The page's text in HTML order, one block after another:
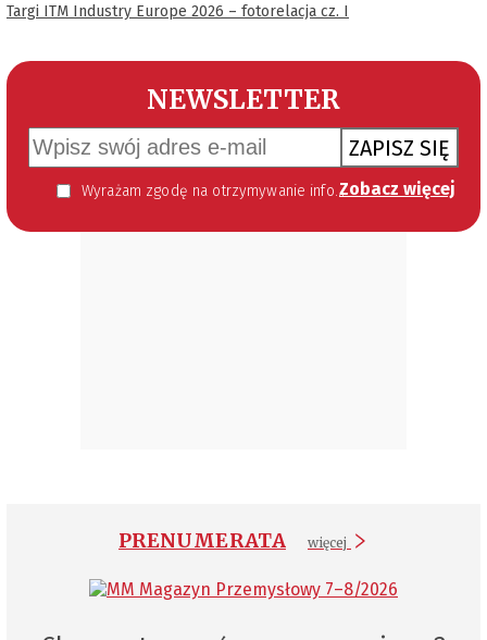
Targi ITM Industry Europe 2026 – fotorelacja cz. I
NEWSLETTER
ZAPISZ SIĘ
Wyrażam zgodę na otrzymywanie informacji handlowej kierowanej do mnie za pomocą środków komunikacji elektronicznej w szczególności poczty elektronicznej zgodnie z przepisem art. 10 ust 2 ustawy z dnia 18 lipca 2002 roku o świadczeniu usług drogą elektroniczną (Dz. U. 144 z 2002 r. poz. 1204). Zgoda jest dobrowolna, jednak jej wyrażenie jest konieczne, aby otrzymywać newsletter. Zobacz więcej
PRENUMERATA więcej